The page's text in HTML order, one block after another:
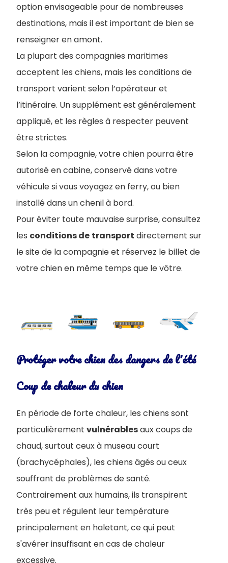
option envisageable pour de nombreuses
destinations, mais il est important de bien se
renseigner en amont.
La plupart des compagnies maritimes
acceptent les chiens, mais les conditions de
transport varient selon l’opérateur et
l’itinéraire. Un supplément est généralement
appliqué, et les règles à respecter peuvent
être strictes.
Selon la compagnie, votre chien pourra être
autorisé en cabine, conservé dans votre
véhicule si vous voyagez en ferry, ou bien
installé dans un chenil à bord.
Pour éviter toute mauvaise surprise, consultez
les conditions de transport directement sur
le site de la compagnie et réservez le billet de
votre chien en même temps que le vôtre.
Protéger votre chien des dangers de l'été
Coup de chaleur du chien
En période de forte chaleur, les chiens sont
particulièrement vulnérablesaux coups de
chaud, surtout ceux à museau court
(brachycéphales), les chiens âgés ou ceux
souffrant de problèmes de santé.
Contrairement aux humains, ils transpirent
très peu et régulent leur température
principalement en haletant, ce qui peut
s'avérer insuffisant en cas de chaleur
excessive.